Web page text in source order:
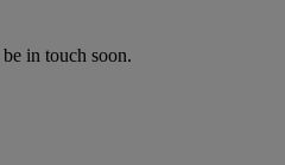
in touch soon.